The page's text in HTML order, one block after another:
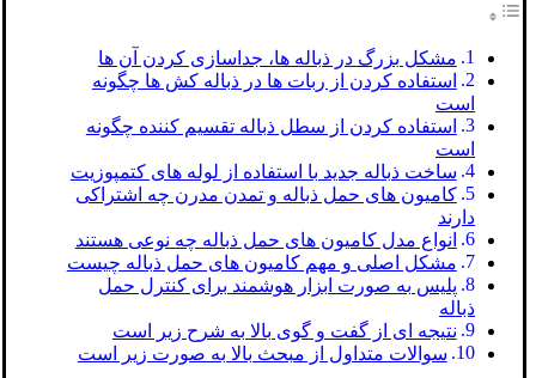
مشکل بزرگ در ذباله ها، جداسازی کردن آن ها
استفاده کردن از ربات ها در ذباله کش ها چگونه
است
استفاده کردن از سطل ذباله تقسیم کننده چگونه
است
ساخت ذباله جدید با استفاده از لوله های کتمپوزیت
کامیون های حمل ذباله و تمدن مدرن چه اشتراکی
دارند
انواع مدل کامیون های حمل ذباله چه نوعی هستند
مشکل اصلی و مهم کامیون های حمل ذباله چیست
پلیس به صورت ابزار هوشمند برای کنترل حمل
ذباله
نتیجه ای از گفت و گوی بالا به شرح زیر است
سوالات متداول از مبحث بالا به صورت زیر است